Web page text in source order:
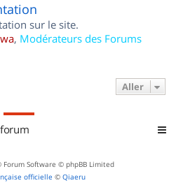
sur le site.
, Modérateurs des Forums
Aller
Forum Software © phpBB Limited
officielle © Qiaeru